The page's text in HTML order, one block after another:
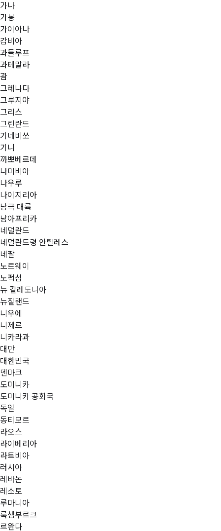
가나
가봉
가이아나
감비아
과들루프
과테말라
괌
그레나다
그루지야
그리스
그린란드
기네비쏘
기니
까뽀베르데
나미비아
나우루
나이지리아
남극 대륙
남아프리카
네덜란드
네덜란드령 안틸레스
네팔
노르웨이
노퍽섬
뉴 칼레도니아
뉴질랜드
니우에
니제르
니카라과
대만
대한민국
덴마크
도미니카
도미니카 공화국
독일
동티모르
라오스
라이베리아
라트비아
러시아
레바논
레소토
루마니아
룩셈부르크
르완다